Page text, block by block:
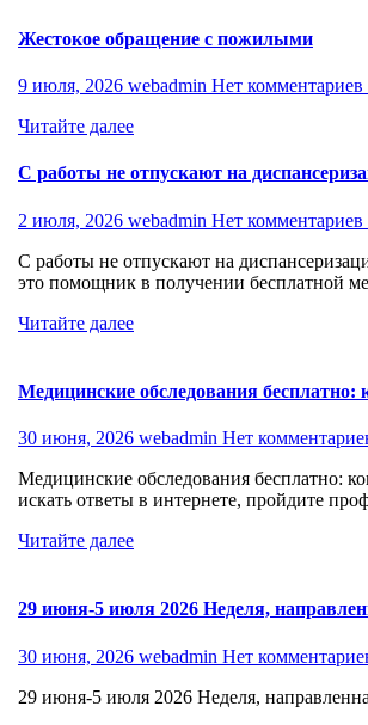
Жестокое обращение с пожилыми
9 июля, 2026 webadmin Нет комментариев
Читайте далее
С работы не отпускают на
2 июля, 2026 webadmin Нет комментариев
С работы не отпускают на
это помощник в получении бесплатной
Читайте далее
Медицинские обследования
30 июня, 2026 webadmin Нет
Медицинские обследования бесплатно:
искать ответы в интернете, пройдите
Читайте далее
29 июня-5 июля 2026 Неделя,
30 июня, 2026 webadmin Нет
29 июня-5 июля 2026 Неделя,